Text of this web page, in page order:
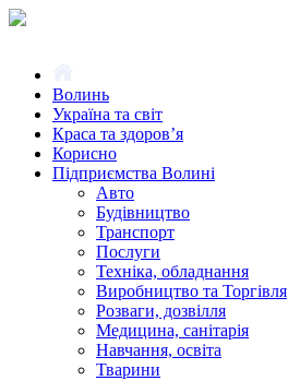
Волинь
Україна та світ
Краса та здоров’я
Корисно
Підприємства Волині
Авто
Будівництво
Транспорт
Послуги
Техніка, обладнання
Виробництво та Торгівля
Розваги, дозвілля
Медицина, санітарія
Навчання, освіта
Тварини